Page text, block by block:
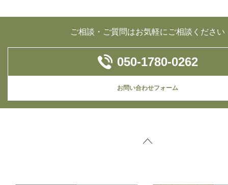
ご相談・ご質問はお気軽にご相談ください
050-1780-0262
お問い合わせフォーム